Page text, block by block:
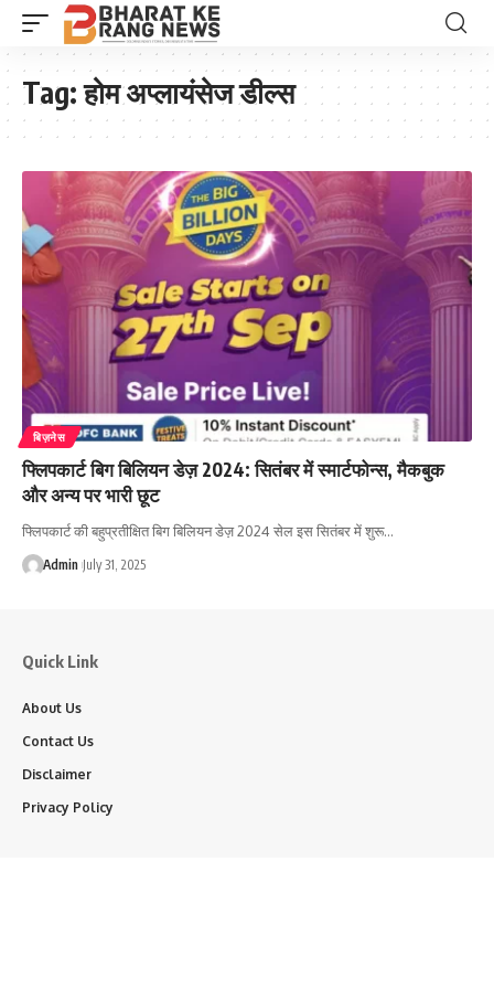
Tag:होम अप्लायंसेज डील्स
बिज़नेस
फ्लिपकार्ट बिग बिलियन डेज़ 2024: सितंबर में स्मार्टफोन्स, मैकबुक
और अन्य पर भारी छूट
फ्लिपकार्ट की बहुप्रतीक्षित बिग बिलियन डेज़ 2024 सेल इस सितंबर में शुरू…
Admin July 31, 2025
Quick Link
About Us
Contact Us
Disclaimer
Privacy Policy